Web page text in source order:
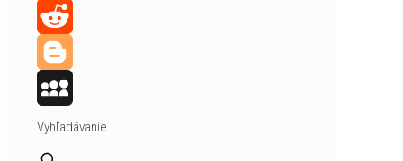
Tumblr
Reddit
Blogger
MySpace
Vyhľadávanie